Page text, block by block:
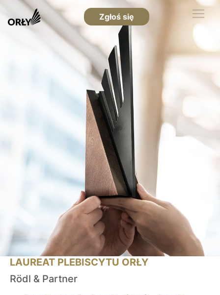
Zgłoś się
LAUREAT PLEBISCYTU ORŁY
Rödl & Partner